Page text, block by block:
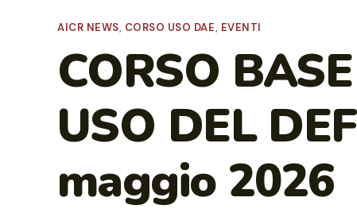
AICR NEWS, CORSO USO DAE, EVENTI
CORSO
USO DEL
maggio 2026